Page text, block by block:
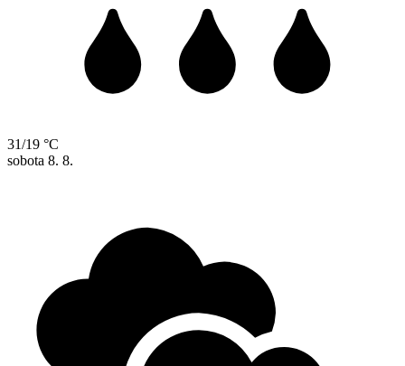
31/19 °C
sobota 8. 8.